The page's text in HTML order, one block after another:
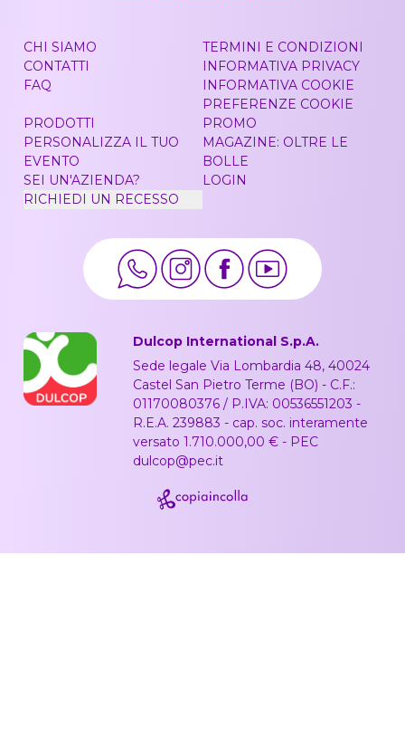
CHI SIAMO
CONTATTI
FAQ
TERMINI E CONDIZIONI
INFORMATIVA PRIVACY
INFORMATIVA COOKIE
PREFERENZE COOKIE
PRODOTTI
PERSONALIZZA IL TUO
EVENTO
SEI UN'AZIENDA?
RICHIEDI UN RECESSO
PROMO
MAGAZINE: OLTRE LE
BOLLE
LOGIN
Dulcop International S.p.A.
Sede legale Via Lombardia 48, 40024
Castel San Pietro Terme (BO) - C.F.:
01170080376 / P.IVA: 00536551203 -
R.E.A. 239883 - cap. soc. interamente
versato 1.710.000,00 € - PEC
dulcop@pec.it